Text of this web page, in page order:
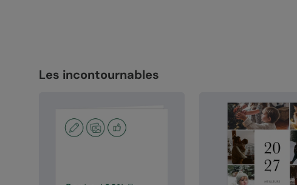
Les incontournables